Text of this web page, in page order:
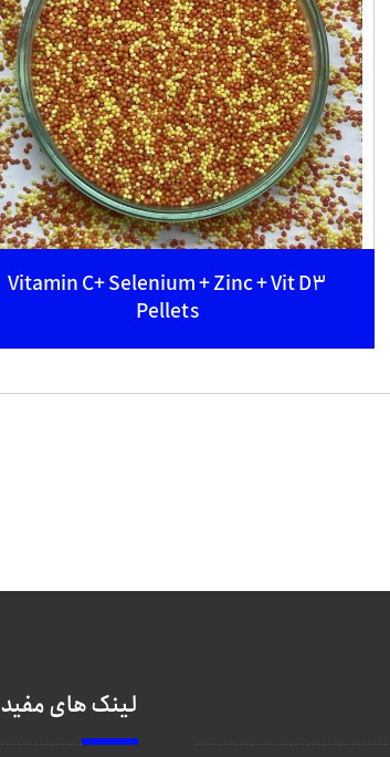
Vitamin C+ Selenium + Zinc + Vit D3
Pellets
لینک های مفید